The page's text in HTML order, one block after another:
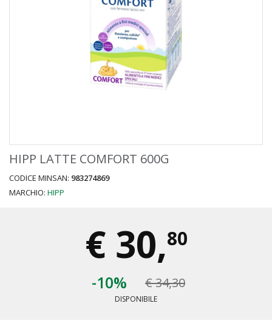
HIPP LATTE COMFORT 600G
CODICE MINSAN: 983274869
MARCHIO: HIPP
€ 30,80
-10% € 34,30
DISPONIBILE